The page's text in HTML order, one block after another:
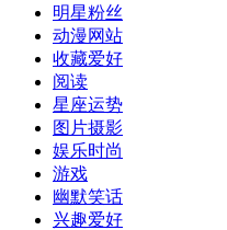
明星粉丝
动漫网站
收藏爱好
阅读
星座运势
图片摄影
娱乐时尚
游戏
幽默笑话
兴趣爱好